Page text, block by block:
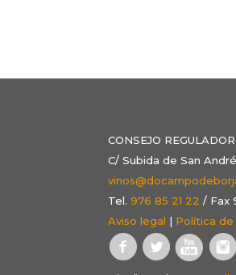
CONSEJO
C/ Subida de San
Tel.976 85 21 22 / Fax
Aviso legal | Política de